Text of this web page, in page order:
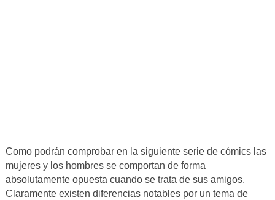
Como podrán comprobar en la siguiente serie de cómics las
mujeres y los hombres se comportan de forma
absolutamente opuesta cuando se trata de sus amigos.
Claramente existen diferencias notables por un tema de